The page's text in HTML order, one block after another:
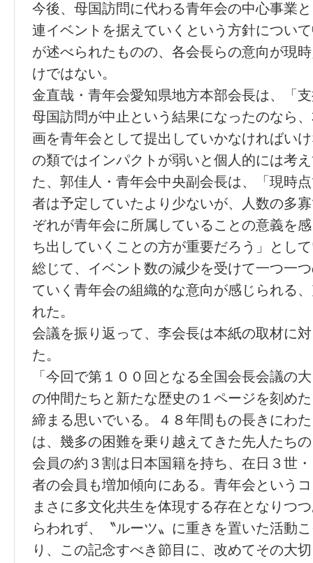
今後、母国訪問に代わる青年会の中心事業
連イベントを据えていくという方針につい
が述べられたものの、各会長らの意向が現
けではない。
金直哉・青年会愛知県地方本部会長は、「
母国訪問が中止という結果になったのなら
画を青年会として提出していかなければい
の類ではインパクトが弱いと個人的には考
た、郭佳人・青年会中央副会長は、「現時
者は予定していたより少ないが、人数の多
ぞれが青年会に所属していることの意義を
ち出していくことの方が重要だろう」とし
総じて、イベント数の減少を受けて一つ一
ていく青年会の組織的な意向が感じられる
れた。
会議を振り返って、李会長は本紙の取材に
た。
「今回で第１００回となる全国会長会議の
の仲間たちと新たな歴史の１ページを刻め
締まる思いでいる。４８年間もの長きにわ
は、幾多の困難を乗り越えてきた先人たち
会員の約３割は日本国籍を持ち、在日３世
者の会員も増加傾向にある。青年会という
まさに多文化共生を体現する存在となりつ
らわれず、〝ルーツ〟に重きを置いた活動
り、この記念すべき節目に、改めてその大